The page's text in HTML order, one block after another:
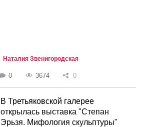
Наталия Звенигородская
0 3674 0
В Третьяковской галерее
открылась выставка "Степан
Эрьзя. Мифология скульптуры"